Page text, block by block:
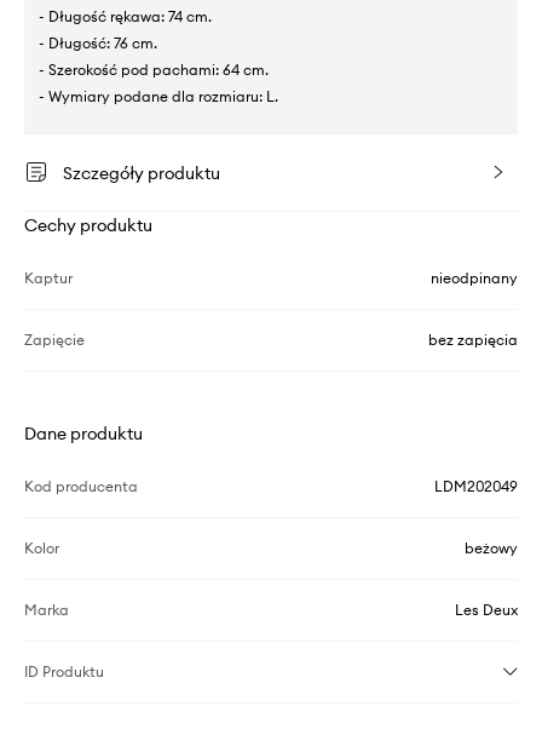
- Długość rękawa: 74 cm.
- Długość: 76 cm.
- Szerokość pod pachami: 64 cm.
- Wymiary podane dla rozmiaru: L.
Szczegóły produktu
Cechy produktu
Kaptur nieodpinany
Zapięcie bez zapięcia
Dane produktu
Kod producenta LDM202049
Kolor beżowy
Marka Les Deux
ID Produktu